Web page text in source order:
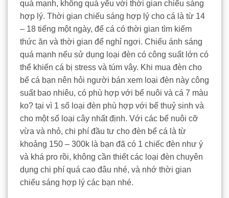
quá mạnh, không quá yếu với thời gian chiếu sáng
hợp lý. Thời gian chiếu sáng hợp lý cho cá là từ 14
– 18 tiếng một ngày, để cá có thời gian tìm kiếm
thức ăn và thời gian để nghỉ ngơi. Chiếu ánh sáng
quá mạnh nếu sử dụng loại đèn có công suất lớn có
thể khiến cá bị stress và túm vây. Khi mua đèn cho
bể cá bạn nên hỏi người bán xem loại đèn này công
suất bao nhiêu, có phù hợp với bể nuôi và cá 7 màu
ko? tại vì 1 số loại đèn phù hợp với bể thuỷ sinh và
cho một số loại cây nhất định. Với các bể nuôi cỡ
vừa và nhỏ, chi phí đầu tư cho đèn bể cá là từ
khoảng 150 – 300k là bạn đã có 1 chiếc đèn như ý
và khá pro rồi, không cần thiết các loại đèn chuyên
dụng chi phí quá cao đâu nhé, và nhớ thời gian
chiếu sáng hợp lý các bạn nhé.